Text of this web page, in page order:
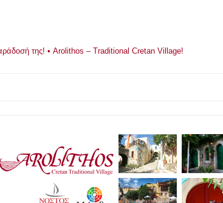
της! • Arolithos – Traditional Cretan Village!